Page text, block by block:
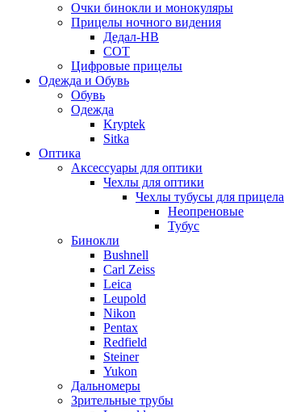
Очки бинокли и монокуляры
Прицелы ночного видения
Дедал-НВ
СОТ
Цифровые прицелы
Одежда и Обувь
Обувь
Одежда
Kryptek
Sitka
Оптика
Аксессуары для оптики
Чехлы для оптики
Чехлы тубусы для прицела
Неопреновые
Тубус
Бинокли
Bushnell
Carl Zeiss
Leica
Leupold
Nikon
Pentax
Redfield
Steiner
Yukon
Дальномеры
Зрительные трубы